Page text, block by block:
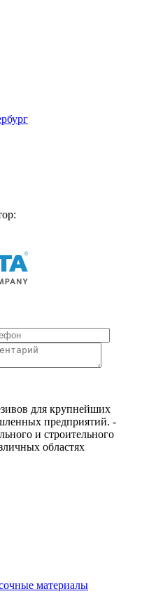
для крупнейших
предприятий. -
и строительного
областях
материалы